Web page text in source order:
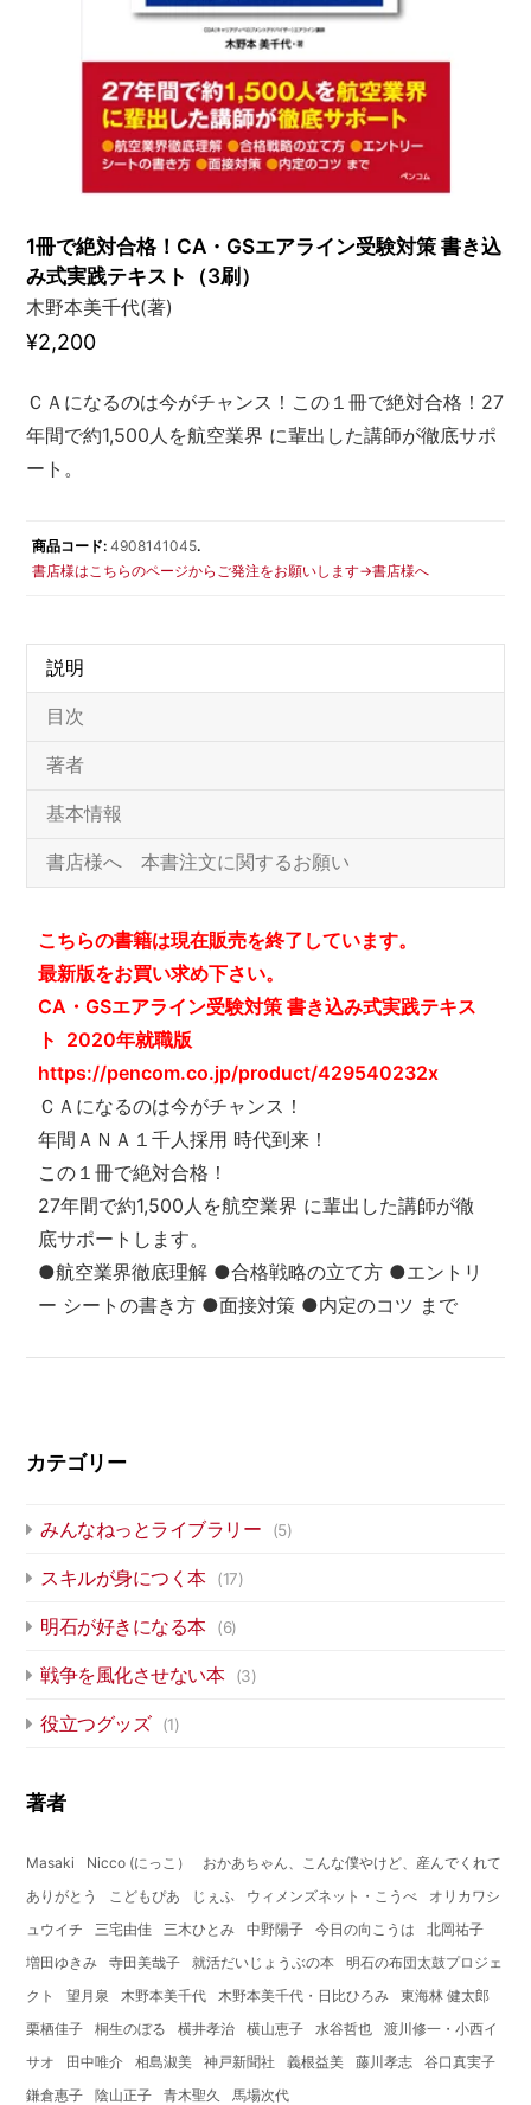
1冊で絶対合格！CA・GSエアライン受験対策 書き込
み式実践テキスト（3刷）
木野本美千代(著)
¥2,200
ＣＡになるのは今がチャンス！この１冊で絶対合格！27
年間で約1,500人を航空業界 に輩出した講師が徹底サポ
ート。
商品コード:4908141045.
書店様はこちらのページからご発注をお願いします→書店様へ
説明
目次
著者
基本情報
書店様へ 本書注文に関するお願い
こちらの書籍は現在販売を終了しています。
最新版をお買い求め下さい。
CA・GSエアライン受験対策 書き込み式実践テキス
ト 2020年就職版
https://pencom.co.jp/product/429540232x
ＣＡになるのは今がチャンス！
年間ＡＮＡ１千人採用 時代到来！
この１冊で絶対合格！
27年間で約1,500人を航空業界 に輩出した講師が徹
底サポートします。
●航空業界徹底理解 ●合格戦略の立て方 ●エントリ
ー シートの書き方 ●面接対策 ●内定のコツ まで
カテゴリー
みんなねっとライブラリー (5)
スキルが身につく本 (17)
明石が好きになる本 (6)
戦争を風化させない本 (3)
役立つグッズ (1)
著者
Masaki Nicco (にっこ）
おかあちゃん、こんな僕やけど、産んでくれて
ありがとう
こどもぴあ じぇふ ウィメンズネット・こうべ
オリカワシ
ュウイチ
三宅由佳 三木ひとみ 中野陽子 今日の向こうは
北岡祐子
増田ゆきみ
寺田美哉子 就活だいじょうぶの本
明石の布団太鼓プロジェ
クト
望月泉 木野本美千代 木野本美千代・日比ひろみ
東海林 健太郎
栗栖佳子
桐生のぼる 横井孝治 横山恵子 水谷哲也
渡川修一・小西イ
サオ
田中唯介 相島淑美 神戸新聞社 義根益美 藤川孝志
谷口真実子
鎌倉惠子
陰山正子 青木聖久 馬場次代